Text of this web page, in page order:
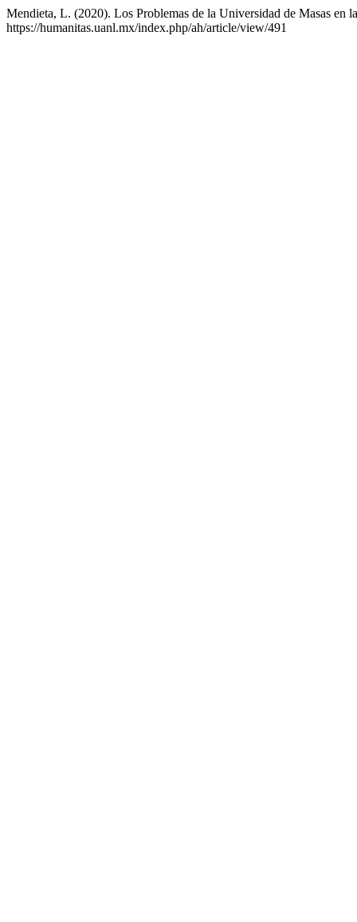
Mendieta, L. (2020). Los Problemas de la Universidad de Masas en
https://humanitas.uanl.mx/index.php/ah/article/view/491